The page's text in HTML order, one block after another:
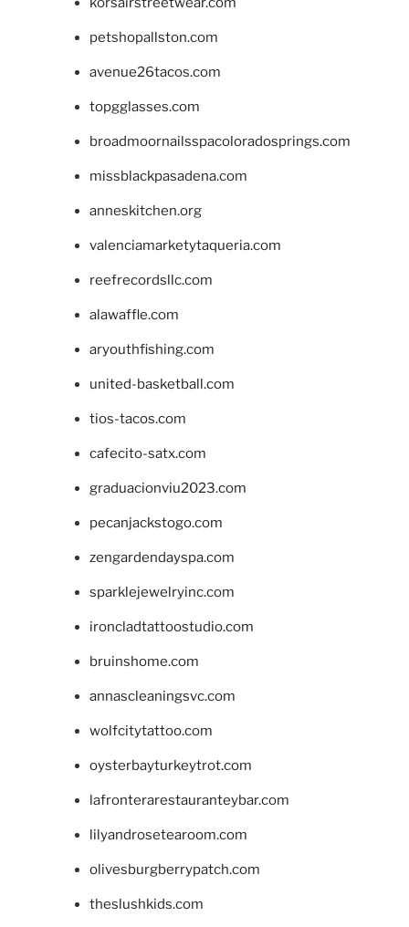
petshopallston.com
avenue26tacos.com
topgglasses.com
broadmoornailsspacoloradosprings.com
missblackpasadena.com
anneskitchen.org
valenciamarketytaqueria.com
reefrecordsllc.com
alawaffle.com
aryouthfishing.com
united-basketball.com
tios-tacos.com
cafecito-satx.com
graduacionviu2023.com
pecanjackstogo.com
zengardendayspa.com
sparklejewelryinc.com
ironcladtattoostudio.com
bruinshome.com
annascleaningsvc.com
wolfcitytattoo.com
oysterbayturkeytrot.com
lafronterarestauranteybar.com
lilyandrosetearoom.com
olivesburgberrypatch.com
theslushkids.com